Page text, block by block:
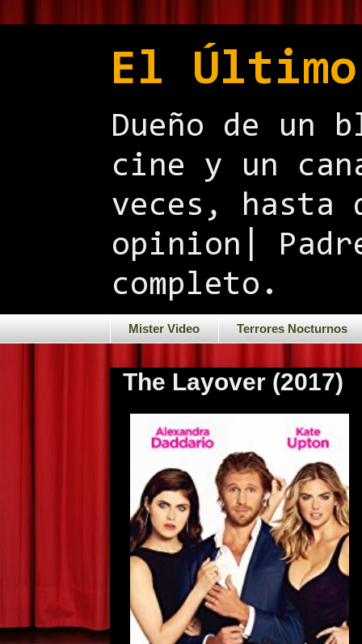
El
Dueño de un
cine y un
veces, hasta
opinion|
completo.
Mister Video Terrores Nocturnos
The Layover (2017)